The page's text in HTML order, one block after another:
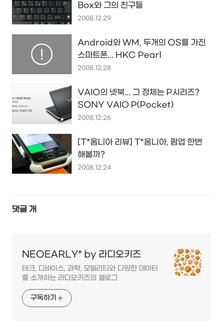
Box와 그의 친구들
2008.12.29
Android와 WM, 두개의 OS를 가진
스마트폰... HKC Pearl
2008.12.28
VAIO의 넷북... 그 정체는 P시리즈?
SONY VAIO P(Pocket)
2008.12.26
[T*옴니아 리뷰] T*옴니아, 펌업 한번
해볼까?
2008.12.24
댓글 개
NEOEARLY* by 라디오키즈
테크, 디바이스, 과학, 모빌리티와 다양한 데이터
를 소개하는 라디오키즈의 블로그
구독하기